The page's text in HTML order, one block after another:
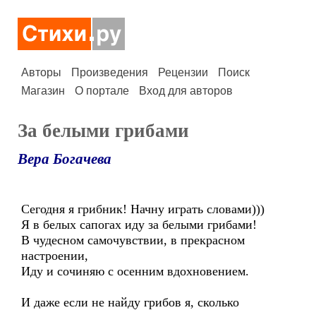
Авторы Произведения Рецензии
Поиск
Магазин
О портале Вход для авторов
За белыми грибами
Вера Богачева
Сегодня я грибник! Начну играть словами)))
Я в белых сапогах иду за белыми грибами!
В чудесном самочувствии, в прекрасном
настроении,
Иду и сочиняю с осенним вдохновением.
И даже если не найду грибов я, сколько